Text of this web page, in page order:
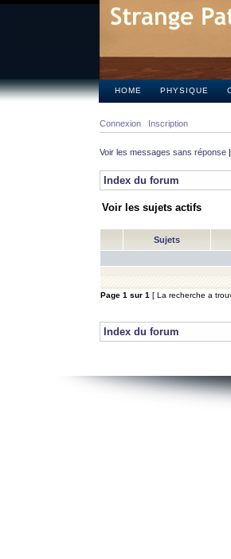
HOME PHYSIQUE
Connexion Inscription
Voir les messages sans réponse |
Index du forum
Voir les sujets actifs
Sujets
Page 1 sur 1 [ La recherche a
Index du forum